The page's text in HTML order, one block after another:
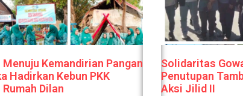
Kemandirian Pangan
Hadirkan Kebun PKK
Dilan
Solidaritas
Penutupan
Aksi Jilid II